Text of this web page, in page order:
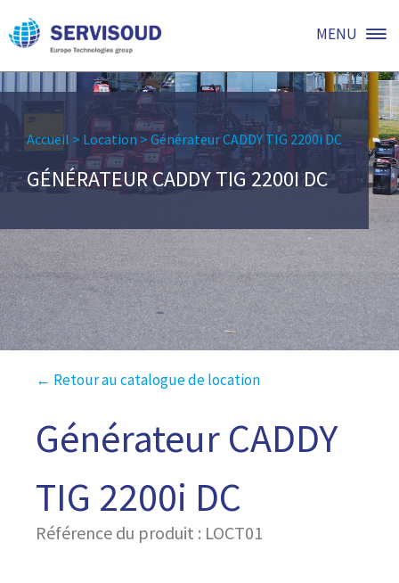
MENU
Accueil > Location> Générateur CADDY TIG 2200i DC
GÉNÉRATEUR CADDY TIG 2200I DC
← Retour au catalogue de location
Générateur CADDY
TIG 2200i DC
Référence du produit : LOCT01